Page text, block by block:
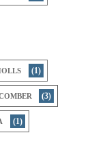
(1)
(3)
(1)